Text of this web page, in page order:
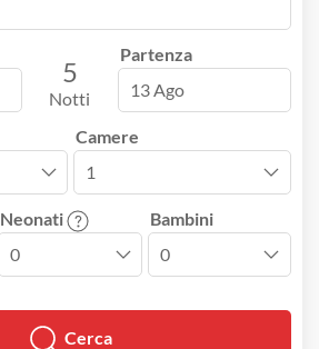
5
Notti
Partenza
13 Ago
Camere
Neonati Bambini
Cerca